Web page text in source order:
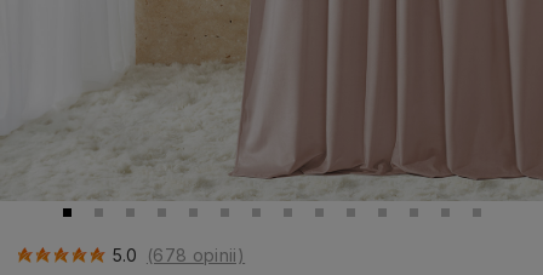
5.0 (678 opinii)